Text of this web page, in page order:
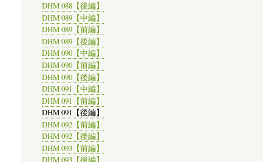
DHM 088【後編】
DHM 089【中編】
DHM 089【前編】
DHM 089【後編】
DHM 090【中編】
DHM 090【前編】
DHM 090【後編】
DHM 091【中編】
DHM 091【前編】
DHM 091【後編】
DHM 092【前編】
DHM 092【後編】
DHM 093【前編】